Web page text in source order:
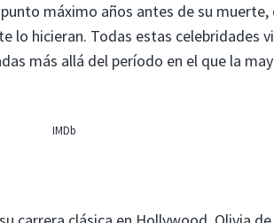
máximo años antes de su
lo hicieran. Todas estas celebridades
más allá del período en el que la
IMDb